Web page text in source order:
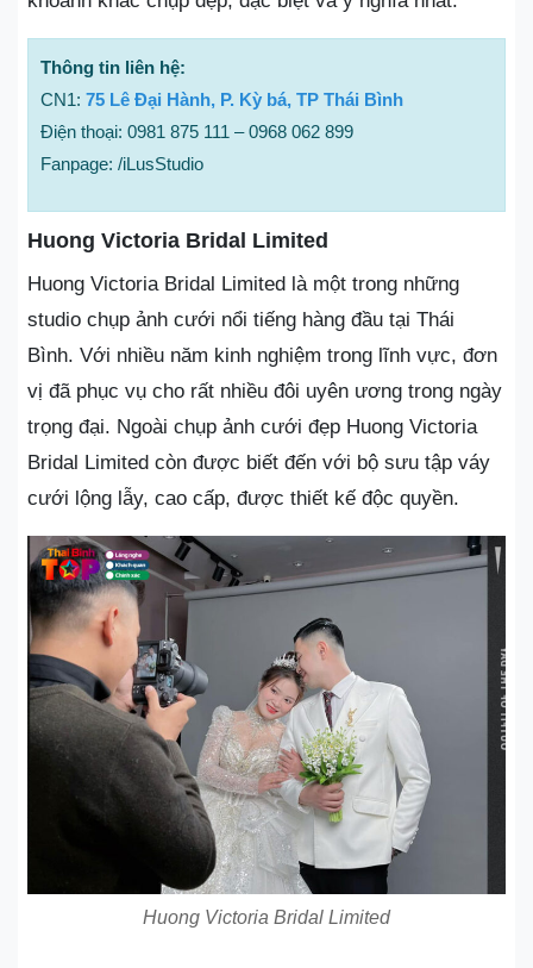
Thông tin liên hệ:
CN1: 75 Lê Đại Hành, P. Kỳ bá, TP Thái Bình
Điện thoại: 0981 875 111 – 0968 062 899
Fanpage: /iLusStudio
Huong Victoria Bridal Limited
Huong Victoria Bridal Limited là một trong những
studio chụp ảnh cưới nổi tiếng hàng đầu tại Thái
Bình. Với nhiều năm kinh nghiệm trong lĩnh vực, đơn
vị đã phục vụ cho rất nhiều đôi uyên ương trong ngày
trọng đại. Ngoài chụp ảnh cưới đẹp Huong Victoria
Bridal Limited còn được biết đến với bộ sưu tập váy
cưới lộng lẫy, cao cấp, được thiết kế độc quyền.
Huong Victoria Bridal Limited